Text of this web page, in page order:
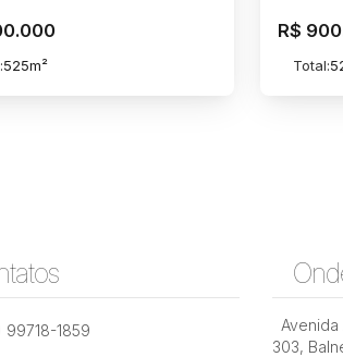
525m²
R$
Total:
99718-1859
303,